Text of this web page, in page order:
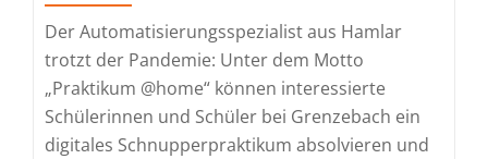
Der Automatisierungsspezialist aus Hamlar
trotzt der Pandemie: Unter dem Motto
„Praktikum @home“ können interessierte
Schülerinnen und Schüler bei Grenzebach ein
digitales Schnupperpraktikum absolvieren und